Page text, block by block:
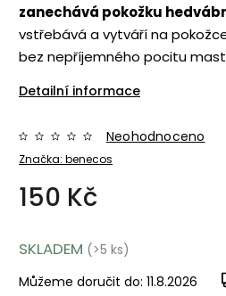
zanechává pokožku
vstřebává a vytváří na
bez nepříjemného pocitu
Detailní informace
Značka: benecos
Neohodnoceno
150 Kč
SKLADEM (>5 ks)
Můžeme doručit do: 11.8.2026